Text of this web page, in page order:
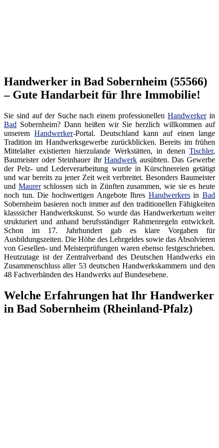
Handwerker in Bad Sobernheim (55566)
– Gute Handarbeit für Ihre Immobilie!
Sie sind auf der Suche nach einem professionellenHandwerkerin
Bad Sobernheim? Dann heißen wir Sie herzlich willkommen auf
unseremHandwerker-Portal. Deutschland kann auf einen lange
Tradition im Handwerksgewerbe zurückblicken. Bereits im frühen
Mittelalter existierten hierzulande Werkstätten, in denen Tischler,
Baumeister oder Steinhauer ihrHandwerk ausübten. Das Gewerbe
der Pelz- und Lederverarbeitung wurde in Kürschnereien getätigt
und war bereits zu jener Zeit weit verbreitet. Besonders Baumeister
und Maurerschlossen sich in Zünften zusammen, wie sie es heute
noch tun. Die hochwertigen Angebote Ihres Handwerkersin Bad
Sobernheim basieren noch immer auf den traditionellen Fähigkeiten
klasssicher Handwerkskunst. So wurde das Handwerkertum weiter
strukturiert und anhand berufsständiger Rahmenregeln entwickelt.
Schon im 17. Jahrhundert gab es klare Vorgaben für
Ausbildungszeiten. Die Höhe des Lehrgeldes sowie das Absolvieren
von Gesellen- und Meisterprüfungen waren ebenso festgeschrieben.
Heutzutage ist der Zentralverband des Deutschen Handwerks ein
Zusammenschluss aller 53 deutschen Handwerkskammern und den
48 Fachverbänden des Handwerks auf Bundesebene.
Welche Erfahrungen hat Ihr Handwerker
in Bad Sobernheim (Rheinland-Pfalz)